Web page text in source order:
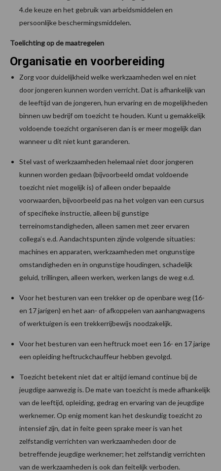
4.de keuze en het gebruik van arbeidsmiddelen en
persoonlijke beschermingsmiddelen.
Toelichting op de maatregelen
Organisatie en voorbereiding
Zorg voor duidelijkheid welke werkzaamheden wel en niet
door jongeren kunnen worden verricht. Dat is afhankelijk van
de leeftijd van de jongeren, hun ervaring en de mogelijkheden
binnen uw bedrijf om toezicht te houden. Kunt u gemakkelijk
voldoende toezicht organiseren dan is er meer mogelijk dan
wanneer u dit niet kunt garanderen.
Stel vast of werkzaamheden helemaal niet door jongeren
kunnen worden gedaan (bijvoorbeeld omdat voldoende
toezicht niet mogelijk is) of alleen onder bepaalde
voorwaarden, bijvoorbeeld pas na het volgen van een cursus
of specifieke instructie, alleen bij gunstige
terreinomstandigheden, alleen samen met zeer ervaren
collega’s e.d. Aandachtspunten zijnde volgende situaties:
machines en apparaten, werkzaamheden met ongunstige
omstandigheden en in ongunstige houdingen, schadelijk
geluid, trillingen, alleen werken, werken langs de weg e.d.
Voor het besturen van een trekker op de openbare weg (16-
en 17 jarigen) en het aan- of afkoppelen van aanhangwagens
of werktuigen is een trekkerrijbewijs noodzakelijk.
Voor het besturen van een heftruck moet een 16- en 17 jarige
een opleiding heftruckchauffeur hebben gevolgd.
Toezicht betekent niet dat er altijd iemand continue bij de
jeugdige aanwezig is. De mate van toezicht is mede afhankelijk
van de leeftijd, opleiding, gedrag en ervaring van de jeugdige
werknemer. Op enig moment kan het deskundig toezicht zo
intensief zijn, dat in feite geen sprake meer is van het
zelfstandig verrichten van werkzaamheden door de
betreffende jeugdige werknemer; het zelfstandig verrichten
van de werkzaamheden is ook dan feitelijk verboden.